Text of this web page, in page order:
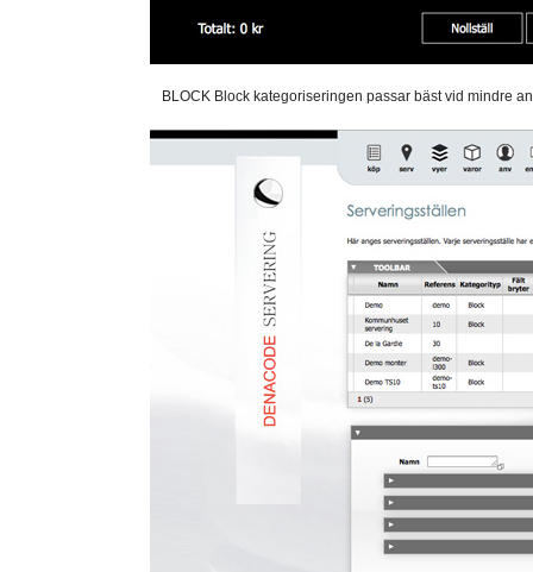
BLOCK Block kategoriseringen passar bäst vid mindre